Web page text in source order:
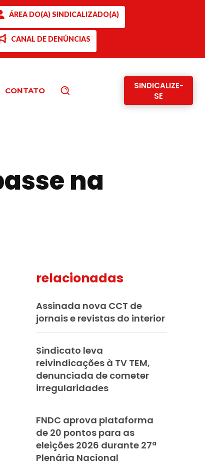
ÁREA DO(A) SINDICALIZADO(A)
CANAL DE DENÚNCIAS
CONTATO
SINDICALIZE-
SE
na
relacionadas
Assinada nova CCT de
jornais e revistas do interior
Sindicato leva
reivindicações à TV TEM,
denunciada de cometer
irregularidades
FNDC aprova plataforma
de 20 pontos para as
eleições 2026 durante 27ª
Plenária Nacional